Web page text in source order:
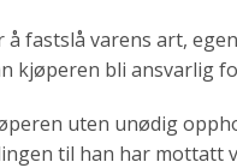
fastslå varens art,
kjøperen bli ansvarlig
uten unødig
til han har